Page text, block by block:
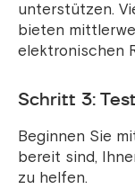
unterstützen.
bieten
elektronischen
Schritt 3:
Beginnen Sie
bereit sind,
zu helfen.